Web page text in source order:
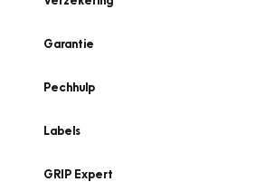
Garantie
Pechhulp
Labels
GRIP Expert